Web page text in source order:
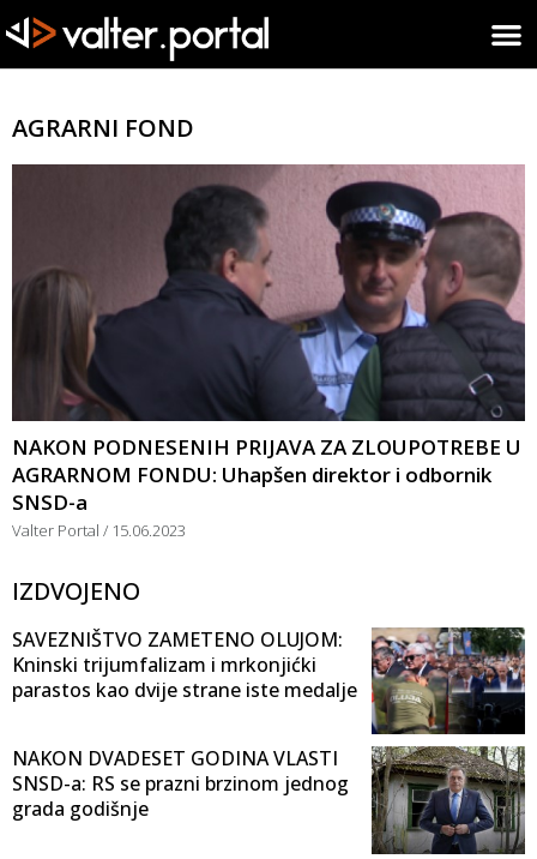
AGRARNI FOND
NAKON PODNESENIH PRIJAVA ZA ZLOUPOTREBE U
AGRARNOM FONDU: Uhapšen direktor i odbornik
SNSD-a
Valter Portal 15.06.2023
IZDVOJENO
SAVEZNIŠTVO ZAMETENO OLUJOM:
Kninski trijumfalizam i mrkonjićki
parastos kao dvije strane iste medalje
NAKON DVADESET GODINA VLASTI
SNSD-a: RS se prazni brzinom jednog
grada godišnje